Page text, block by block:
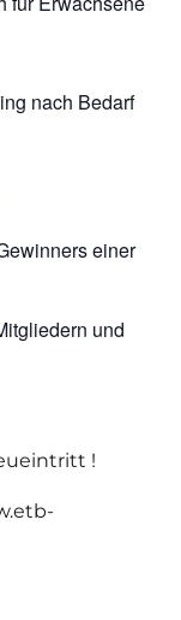
nach Bedarf
einer
und
!